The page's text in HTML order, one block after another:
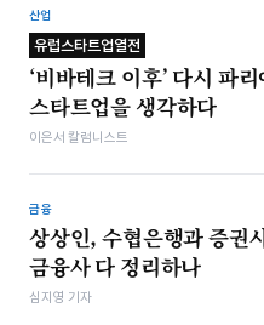
산업
유럽스타트업열전
‘비바테크 이후’ 다시 파
스타트업을 생각하다
이은서 칼럼니스트
금융
상상인, 수협은행과 증권
금융사 다 정리하나
심지영 기자